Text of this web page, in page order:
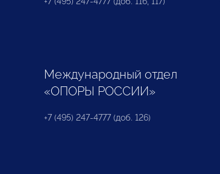
Международный отдел
«ОПОРЫ РОССИИ»
+7 (495) 247-4777 (доб. 126)